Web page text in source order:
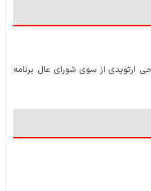
از سوی شورای عال برنامه